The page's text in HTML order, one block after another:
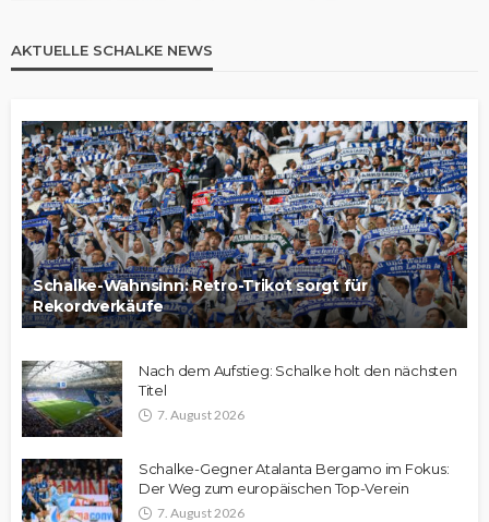
AKTUELLE SCHALKE NEWS
Schalke-Wahnsinn: Retro-Trikot sorgt für
Rekordverkäufe
Nach dem Aufstieg: Schalke holt den nächsten
Titel
7. August 2026
Schalke-Gegner Atalanta Bergamo im Fokus:
Der Weg zum europäischen Top-Verein
7. August 2026